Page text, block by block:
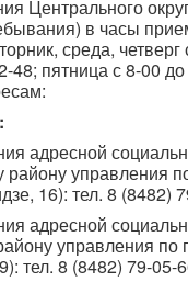
Центрального
в часы
среда,
48; пятница с 8-00
адресной
управления
16): тел. 8 (8482)
адресной
управления по
тел. 8 (8482) 79-05-